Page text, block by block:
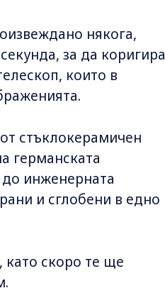
някога,
за да коригира
които в
стъклокерамичен
германската
инженерната
и сглобени в едно
като скоро те ще